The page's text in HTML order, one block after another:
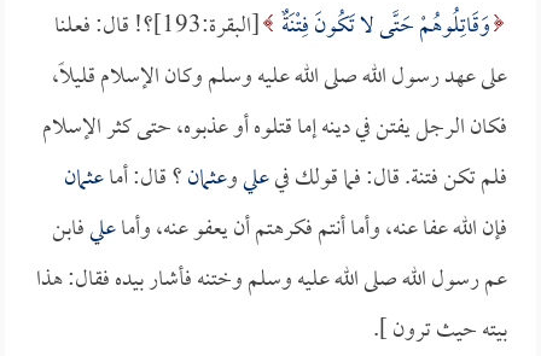
وَقَاتِلُوهُمْ حَتَّى لا تَكُونَ فِتْنَةٌ
[البقرة:193]؟! قال: فعلنا
على عهد رسول الله صلى الله عليه وسلم وكان الإسلام قليلاً،
فكان الرجل يفتن في دينه إما قتلوه أو عذبوه، حتى كثر الإسلام
فلم تكن فتنة. قال: فما قولك فيعليوعثمان؟ قال: أماعثمان
فإن الله عفا عنه، وأما أنتم فكرهتم أن يعفو عنه، وأماعليفابن
عم رسول الله صلى الله عليه وسلم وختنه فأشار بيده فقال: هذا
بيته حيث ترون ].